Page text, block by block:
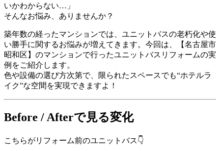
いかわからない…」
そんなお悩み、ありませんか？
築年数の経ったマンションでは、ユニットバスの老朽化や使
い勝手に関するお悩みが増えてきます。今回は、【名古屋市
昭和区】のマンションで行ったユニットバスリフォームの実
例をご紹介します。
色や設備の選び方次第で、限られたスペースでも“ホテルラ
イク”な空間を実現できますよ！
Before / Afterで見る変化
こちらがリフォーム前のユニットバス👇